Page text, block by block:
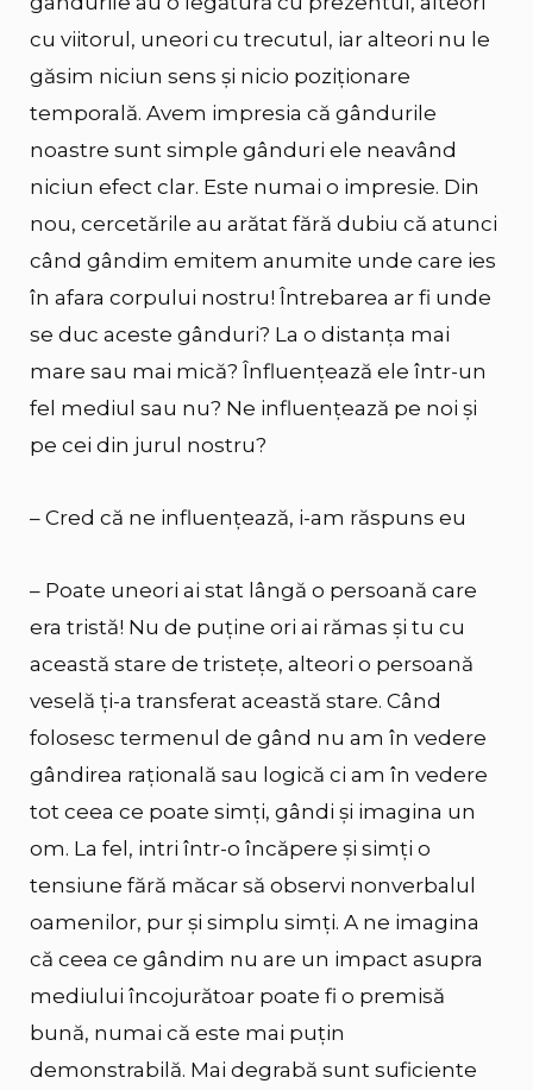
cu viitorul, uneori cu trecutul, iar alteori nu le
găsim niciun sens și nicio poziționare
temporală. Avem impresia că gândurile
noastre sunt simple gânduri ele neavând
niciun efect clar. Este numai o impresie. Din
nou, cercetările au arătat fără dubiu că atunci
când gândim emitem anumite unde care ies
în afara corpului nostru! Întrebarea ar fi unde
se duc aceste gânduri? La o distanța mai
mare sau mai mică? Înfluențează ele într-un
fel mediul sau nu? Ne influențează pe noi și
pe cei din jurul nostru?
– Cred că ne influențează, i-am răspuns eu
– Poate uneori ai stat lângă o persoană care
era tristă! Nu de puține ori ai rămas și tu cu
această stare de tristețe, alteori o persoană
veselă ți-a transferat această stare. Când
folosesc termenul de gând nu am în vedere
gândirea rațională sau logică ci am în vedere
tot ceea ce poate simți, gândi și imagina un
om. La fel, intri într-o încăpere și simți o
tensiune fără măcar să observi nonverbalul
oamenilor, pur și simplu simți. A ne imagina
că ceea ce gândim nu are un impact asupra
mediului încojurătoar poate fi o premisă
bună, numai că este mai puțin
demonstrabilă. Mai degrabă sunt suficiente